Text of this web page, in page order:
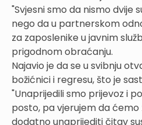
"Svjesni smo da nismo dvije
nego da u partnerskom
za zaposlenike u javnim
prigodnom obraćanju.
Najavio je da se u svibnju
božićnici i regresu, što je
"Unaprijedili smo prijevoz i
posto, pa vjerujem da
dodatno unaprijediti čitav